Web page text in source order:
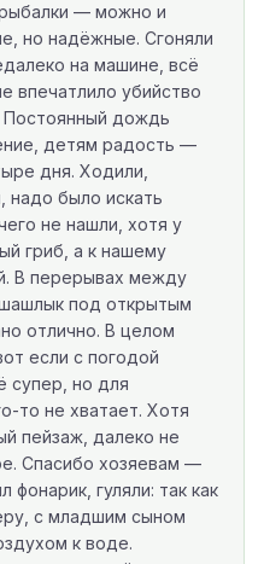
— можно и
но надёжные. Сгоняли
на машине, всё
впечатлило убийство
Постоянный дождь
детям радость —
дня. Ходили,
надо было искать
не нашли, хотя у
гриб, а к нашему
В перерывах между
под открытым
отлично. В целом
если с погодой
супер, но для
то не хватает. Хотя
пейзаж, далеко не
Спасибо хозяевам —
гуляли: так как
с младшим сыном
к воде.